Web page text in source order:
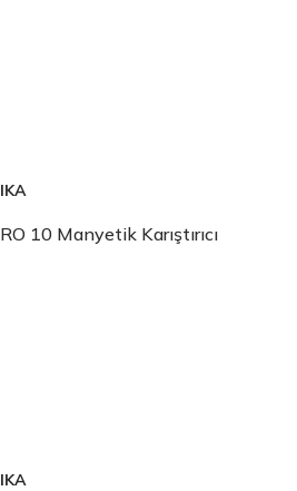
IKA
RO 10 Manyetik Karıştırıcı
IKA